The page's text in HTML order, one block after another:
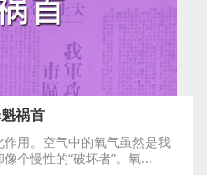
祸首
用。空气中的氧气虽然是我
个慢性的“破坏者”。氧...